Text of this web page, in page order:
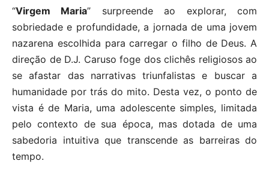
“Virgem Maria” surpreende ao explorar, com
sobriedade e profundidade, a jornada de uma jovem
nazarena escolhida para carregar o filho de Deus. A
direção de D.J. Caruso foge dos clichês religiosos ao
se afastar das narrativas triunfalistas e buscar a
humanidade por trás do mito. Desta vez, o ponto de
vista é de Maria, uma adolescente simples, limitada
pelo contexto de sua época, mas dotada de uma
sabedoria intuitiva que transcende as barreiras do
tempo.